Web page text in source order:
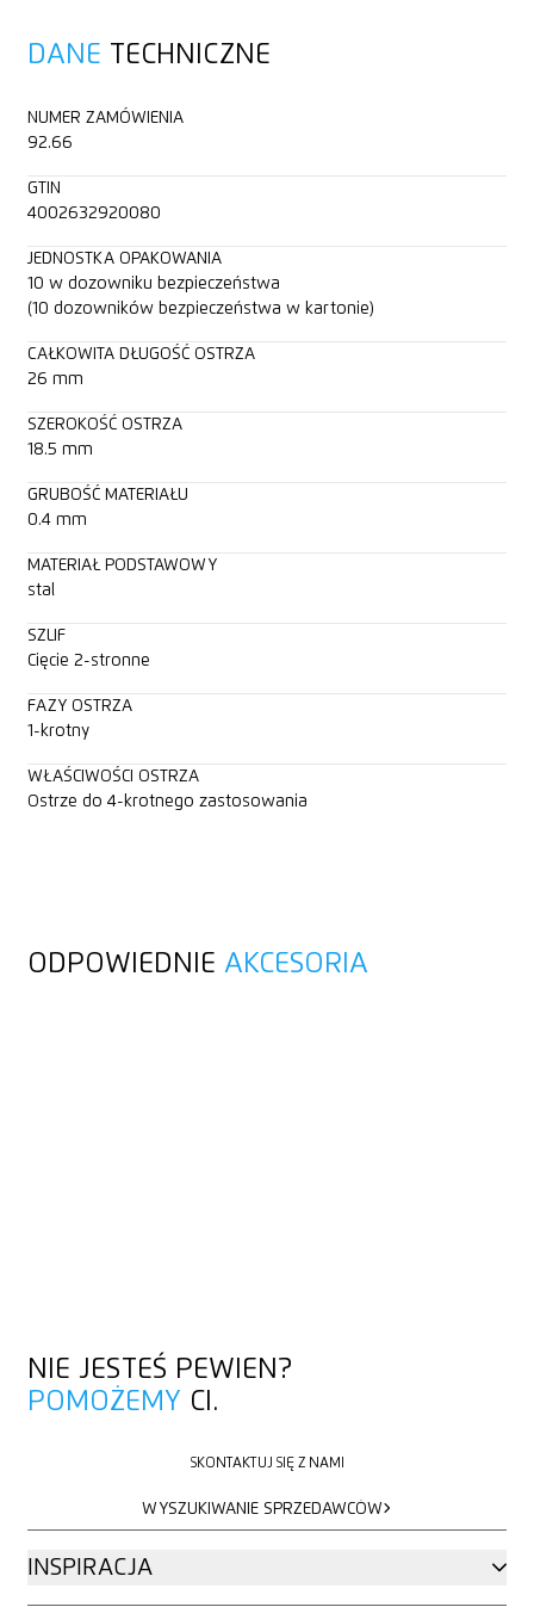
DANE TECHNICZNE
NUMER ZAMÓWIENIA
92.66
GTIN
4002632920080
JEDNOSTKA OPAKOWANIA
10 w dozowniku bezpieczeństwa
(10 dozowników bezpieczeństwa w kartonie)
CAŁKOWITA DŁUGOŚĆ OSTRZA
26 mm
SZEROKOŚĆ OSTRZA
18.5 mm
GRUBOŚĆ MATERIAŁU
0.4 mm
MATERIAŁ PODSTAWOWY
stal
SZLIF
Cięcie 2-stronne
FAZY OSTRZA
1-krotny
WŁAŚCIWOŚCI OSTRZA
Ostrze do 4-krotnego zastosowania
ODPOWIEDNIE AKCESORIA
NIE JESTEŚ PEWIEN?
POMOŻEMY CI.
SKONTAKTUJ SIĘ Z NAMI
WYSZUKIWANIE SPRZEDAWCÓW
INSPIRACJA